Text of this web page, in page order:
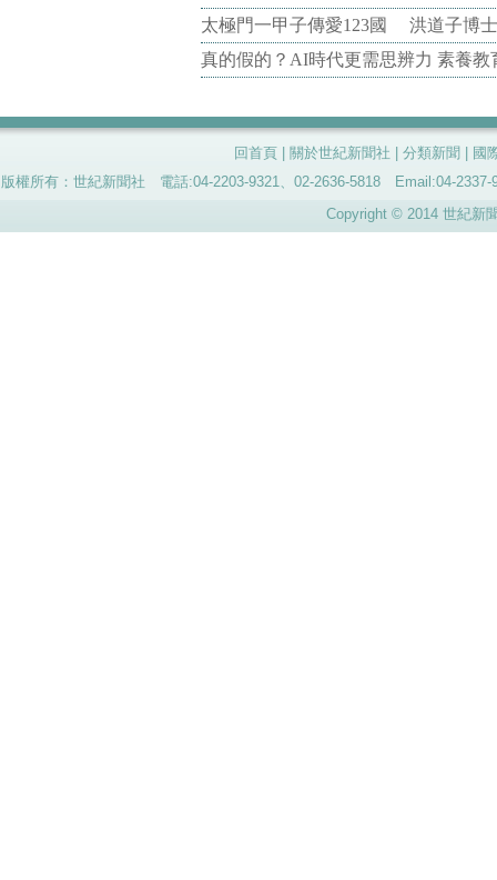
太極門一甲子傳愛123國 洪道子博
真的假的？AI時代更需思辨力 素養
回首頁 關於世紀新聞社 分類新聞
國
版權所有：世紀新聞社 電話:04-2203-9321、02-2636-5818 Email:04-
Copyright © 2014 世紀新